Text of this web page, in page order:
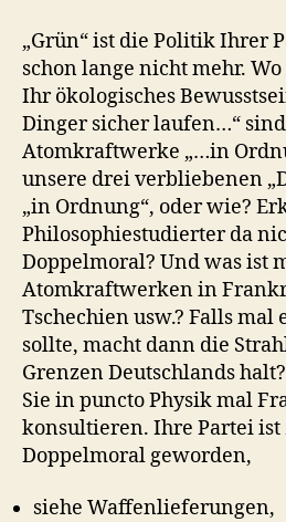
„Grün“ ist die Politik Ihrer
schon lange nicht mehr.
Ihr ökologisches
Dinger sicher laufen…“
Atomkraftwerke „…in
unsere drei verbliebenen
„in Ordnung“, oder wie?
Philosophiestudierter da
Doppelmoral? Und was ist
Atomkraftwerken in
Tschechien usw.? Falls
sollte, macht dann die
Grenzen Deutschlands
Sie in puncto Physik mal
konsultieren. Ihre Partei ist
Doppelmoral geworden,
siehe Waffenlieferungen,